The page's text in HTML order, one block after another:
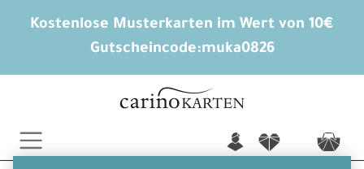
Kostenlose Musterkarten im Wert von 10€
Gutscheincode:muka0826
n f c